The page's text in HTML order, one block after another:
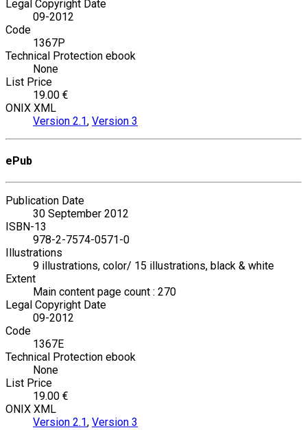
Legal Copyright Date
09-2012
Code
1367P
Technical Protection ebook
None
List Price
19.00 €
ONIX XML
Version 2.1, Version 3
ePub
Publication Date
30 September 2012
ISBN-13
978-2-7574-0571-0
Illustrations
9 illustrations, color/ 15 illustrations, black & white
Extent
Main content page count : 270
Legal Copyright Date
09-2012
Code
1367E
Technical Protection ebook
None
List Price
19.00 €
ONIX XML
Version 2.1, Version 3